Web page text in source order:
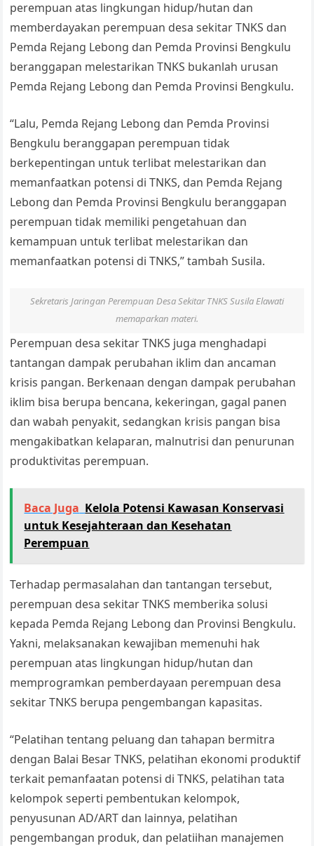
perempuan atas lingkungan hidup/hutan dan
memberdayakan perempuan desa sekitar TNKS dan
Pemda Rejang Lebong dan Pemda Provinsi Bengkulu
beranggapan melestarikan TNKS bukanlah urusan
Pemda Rejang Lebong dan Pemda Provinsi Bengkulu.
“Lalu, Pemda Rejang Lebong dan Pemda Provinsi
Bengkulu beranggapan perempuan tidak
berkepentingan untuk terlibat melestarikan dan
memanfaatkan potensi di TNKS, dan Pemda Rejang
Lebong dan Pemda Provinsi Bengkulu beranggapan
perempuan tidak memiliki pengetahuan dan
kemampuan untuk terlibat melestarikan dan
memanfaatkan potensi di TNKS,” tambah Susila.
Sekretaris Jaringan Perempuan Desa Sekitar TNKS Susila Elawati
memaparkan materi.
Perempuan desa sekitar TNKS juga menghadapi
tantangan dampak perubahan iklim dan ancaman
krisis pangan. Berkenaan dengan dampak perubahan
iklim bisa berupa bencana, kekeringan, gagal panen
dan wabah penyakit, sedangkan krisis pangan bisa
mengakibatkan kelaparan, malnutrisi dan penurunan
produktivitas perempuan.
Baca Juga Kelola Potensi Kawasan Konservasi
untuk Kesejahteraan dan Kesehatan
Perempuan
Terhadap permasalahan dan tantangan tersebut,
perempuan desa sekitar TNKS memberika solusi
kepada Pemda Rejang Lebong dan Provinsi Bengkulu.
Yakni, melaksanakan kewajiban memenuhi hak
perempuan atas lingkungan hidup/hutan dan
memprogramkan pemberdayaan perempuan desa
sekitar TNKS berupa pengembangan kapasitas.
“Pelatihan tentang peluang dan tahapan bermitra
dengan Balai Besar TNKS, pelatihan ekonomi produktif
terkait pemanfaatan potensi di TNKS, pelatihan tata
kelompok seperti pembentukan kelompok,
penyusunan AD/ART dan lainnya, pelatihan
pengembangan produk, dan pelatiihan manajemen